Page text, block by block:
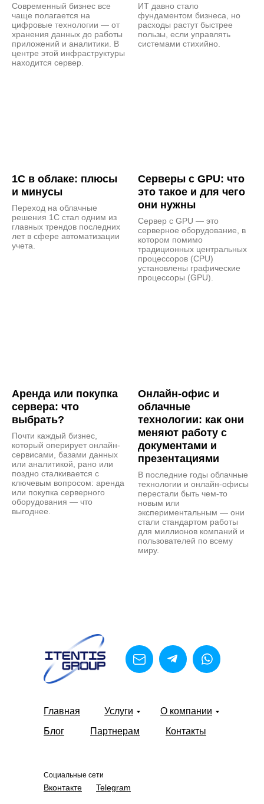
Современный бизнес все
чаще полагается на
цифровые технологии — от
хранения данных до работы
приложений и аналитики. В
центре этой инфраструктуры
находится сервер.
ИТ давно стало
фундаментом бизнеса, но
расходы растут быстрее
пользы, если управлять
системами стихийно.
1С в облаке: плюсы
и минусы
Переход на облачные
решения 1С стал одним из
главных трендов последних
лет в сфере автоматизации
учета.
Серверы с GPU: что
это такое и для чего
они нужны
Сервер с GPU — это
серверное оборудование, в
котором помимо
традиционных центральных
процессоров (CPU)
установлены графические
процессоры (GPU).
Аренда или покупка
сервера: что
выбрать?
Почти каждый бизнес,
который оперирует онлайн-
сервисами, базами данных
или аналитикой, рано или
поздно сталкивается с
ключевым вопросом: аренда
или покупка серверного
оборудования — что
выгоднее.
Онлайн-офис и
облачные
технологии: как они
меняют работу с
документами и
презентациями
В последние годы облачные
технологии и онлайн-офисы
перестали быть чем-то
новым или
экспериментальным — они
стали стандартом работы
для миллионов компаний и
пользователей по всему
миру.
Социальные сети
Telegram
Вконтакте
Контакты
Партнерам
Блог
О компании
Услуги
Главная